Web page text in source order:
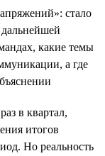
стало
какие темы
а где
в квартал,
итогов
Но реальность